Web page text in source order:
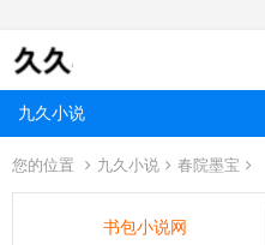
九久小说
您的位置 九久小说 春院墨宝
书包小说网